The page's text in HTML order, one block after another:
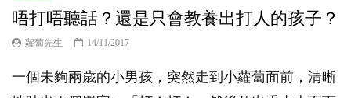
唔打唔聽話？還是只會教養出打人的孩子？
蘿蔔先生 14/11/2017
一個未夠兩歲的小男孩，突然走到小蘿蔔面前，清晰